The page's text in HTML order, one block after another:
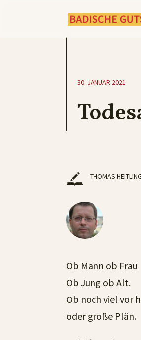
30. JANUAR 2021
THOMAS
Ob Mann ob Frau
Ob Jung ob Alt.
Ob noch viel vor
oder große Plän.